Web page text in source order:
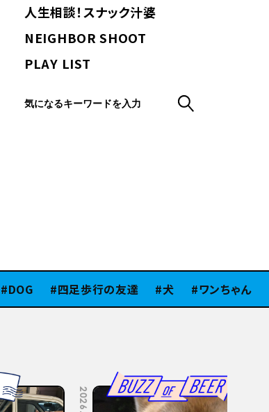
人生相談！スナック汁婆
NEIGHBOR SHOOT
PLAY LIST
DOG 四足歩行の友達 犬 ワンちゃん